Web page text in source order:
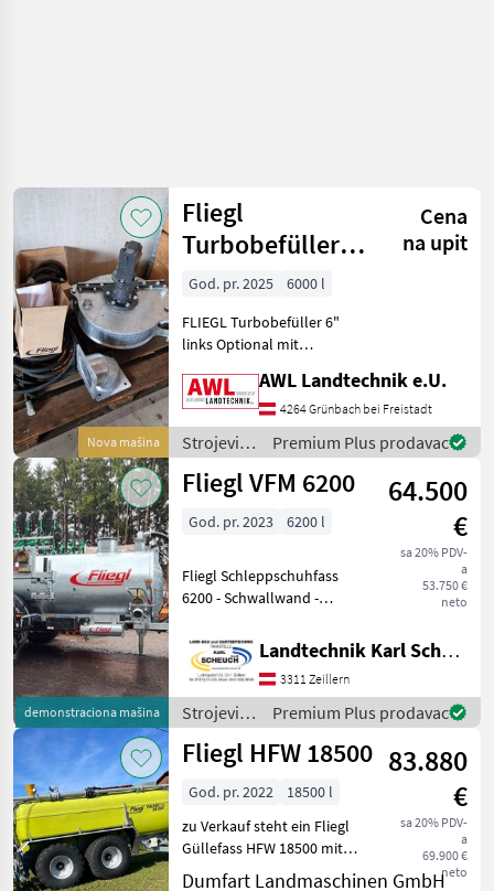
Nova mašina
Fliegl
Turbobefüller
Typ 460
Cena
na upit
God. pr. 2025
6000 l
FLIEGL Turbobefüller 6"
links Optional mit
Rohrbogen 6", Reduzierung
8" auf 6", Zubehörsatz für
die Montage. Saugleist
AWL Landtechnik e.U.
4264 Grünbach bei Freistadt
Strojevi
za
đubrenje,
navodnjavanje
Premium Plus prodavac
demonstraciona mašina
Fliegl VFM 6200
64.500
€
sa 20% PDV-
a
53.750 €
neto
God. pr. 2023 6200 l
Fliegl Schleppschuhfass
6200 - Schwallwand -
kreis Dl - Bereifung
710/45R22, 5 - gekröpfte
Achse - Kompressor Mec
9000 + Schleppschuhvert
Landtechnik Karl Scheuch
3311 Zeillern
Strojevi
za
đubrenje,
navodnjavanje
/ Fliegl
Premium Plus prodavac
Fliegl HFW 18500 83.880
€
sa 20% PDV-
a
69.900 €
neto
God. pr. 2022
18500 l
zu Verkauf steht ein Fliegl
Güllefass HFW 18500 mit
15m Schleppschuhverteiler,
Dumfart Landmaschinen GmbH